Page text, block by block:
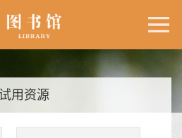
试用资源